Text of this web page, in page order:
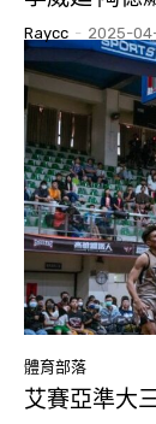
Raycc - 2025-
體育部落
艾賽亞準大